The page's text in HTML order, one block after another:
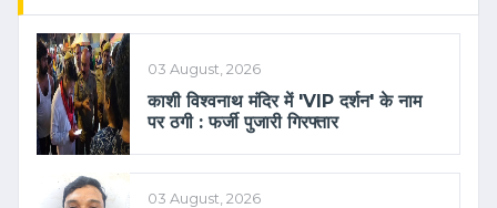
03 August, 2026
काशी विश्वनाथ मंदिर में 'VIP दर्शन' के नाम
पर ठगी : फर्जी पुजारी गिरफ्तार
03 August, 2026